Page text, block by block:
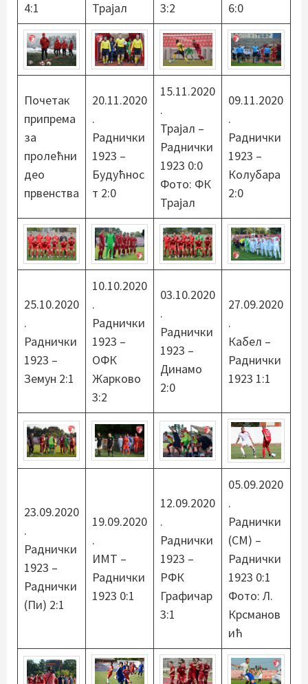
4:1
Трајал
3:2
6:0
Почетак
припрема
за
пролећни
део
првенства
20.11.2020
.
Раднички
1923 –
Будућнос
т 2:0
15.11.2020
.
Трајал –
Раднички
1923 0:0
Фото: ФК
Трајал
09.11.2020
.
Раднички
1923 –
Колубара
2:0
25.10.2020
.
Раднички
1923 –
Земун 2:1
10.10.2020
.
Раднички
1923 –
ОФК
Жарково
3:2
03.10.2020
.
Раднички
1923 –
Динамо
2:0
27.09.2020
.
Кабел –
Раднички
1923 1:1
23.09.2020
.
Раднички
1923 –
Раднички
(Пи) 2:1
19.09.2020
.
ИМТ –
Раднички
1923 0:1
12.09.2020
.
Раднички
1923 –
РФК
Графичар
3:1
05.09.2020
.
Раднички
(СМ) –
Раднички
1923 0:1
Фото: Л.
Крсманов
ић